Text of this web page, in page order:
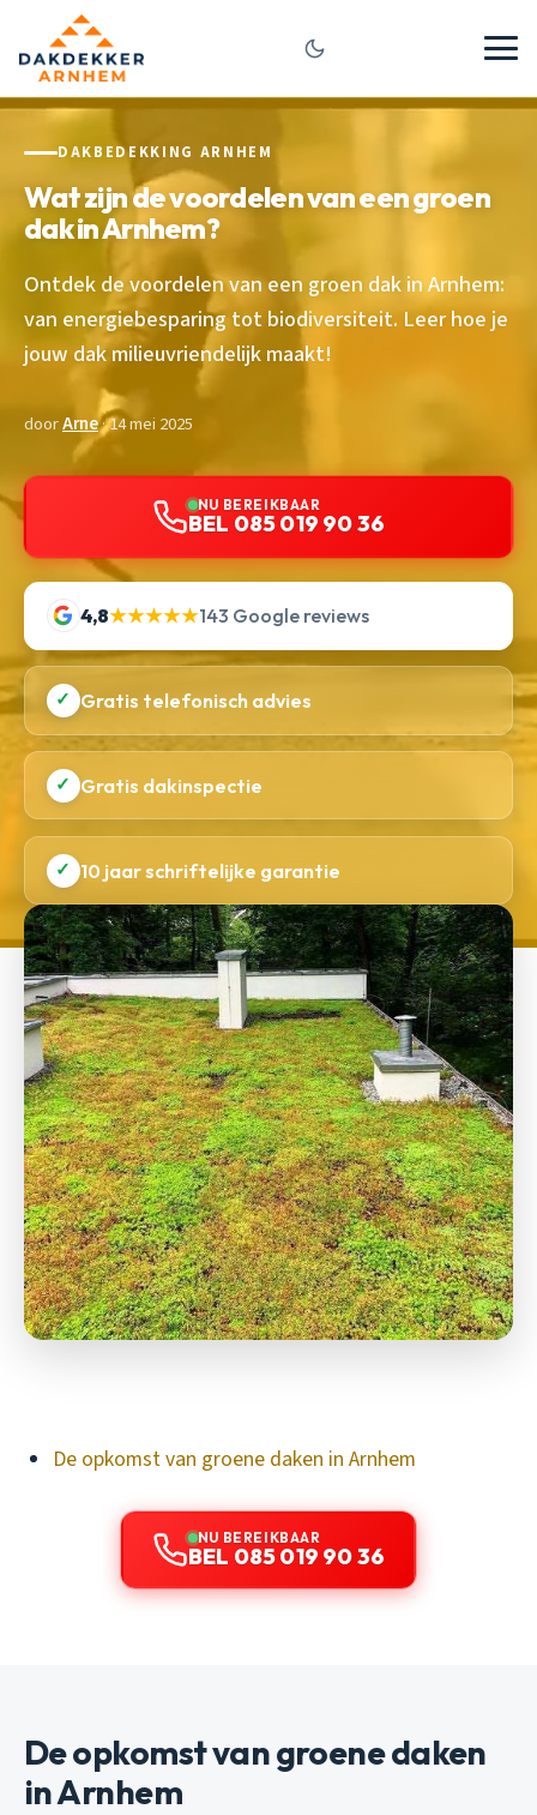
DAKBEDEKKING ARNHEM
Wat zijn de voordelen van een groen
dak in Arnhem?
Ontdek de voordelen van een groen dak in Arnhem:
van energiebesparing tot biodiversiteit. Leer hoe je
jouw dak milieuvriendelijk maakt!
doorArne· 14 mei 2025
NU BEREIKBAAR
BEL 085 019 90 36
4,8★★★★★143 Google reviews
✓ Gratis telefonisch advies
✓ Gratis dakinspectie
✓ 10 jaar schriftelijke garantie
De opkomst van groene daken in Arnhem
NU BEREIKBAAR
BEL 085 019 90 36
De opkomst van groene daken
in Arnhem